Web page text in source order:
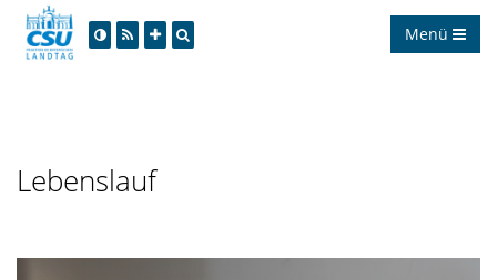
Menü
Lebenslauf